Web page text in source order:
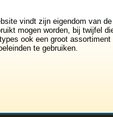
vindt zijn eigendom van
mogen worden, bij twijfel
ook een groot
te gebruiken.